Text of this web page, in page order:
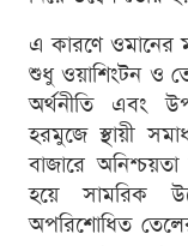
এ কারণে ওমানের
শুধু ওয়াশিংটন ও
অর্থনীতি এবং
হরমুজে স্থায়ী
বাজারে
হয়ে সামরিক
অপরিশোধিত